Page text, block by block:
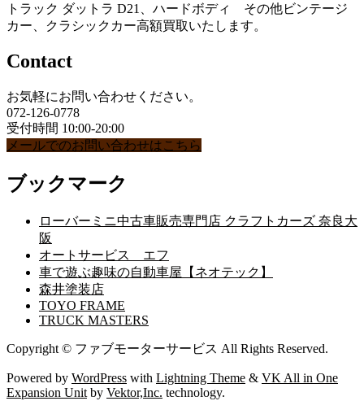
トラック ダットラ D21、ハードボディ その他ビンテージ
カー、クラシックカー高額買取いたします。
Contact
お気軽にお問い合わせください。
072-126-0778
受付時間 10:00-20:00
メールでのお問い合わせはこちら
ブックマーク
ローバーミニ中古車販売専門店 クラフトカーズ 奈良大
阪
オートサービス エフ
車で遊ぶ趣味の自動車屋【ネオテック】
森井塗装店
TOYO FRAME
TRUCK MASTERS
Copyright © ファブモーターサービス All Rights Reserved.
Powered by WordPress with Lightning Theme & VK All in One
Expansion Unit by Vektor,Inc. technology.